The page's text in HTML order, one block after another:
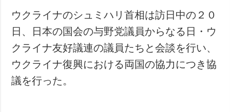
社会・文化
スポーツ
犯罪
事故・緊急事態
追加
ウクライナのシュミハリ首相は訪日中の２０
日、日本の国会の与野党議員からなる日・ウ
クライナ友好議連の議員たちと会談を行い、
ウクライナ復興における両国の協力につき協
議を行った。